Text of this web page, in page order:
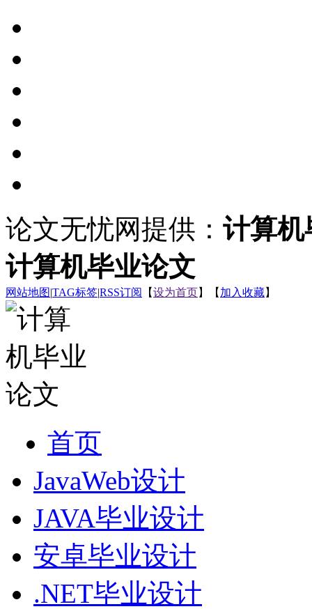
论文无忧网提供： 计算机
计算机毕业论文
网站地图|TAG标签|RSS订阅 【设为首页】【 加入收藏】
首页
JavaWeb设计
JAVA毕业设计
安卓毕业设计
.NET毕业设计